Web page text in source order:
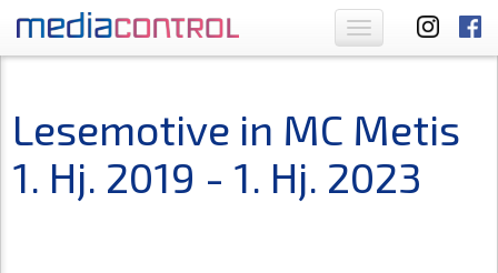
Toggle
navigation
Lesemotive in MC Metis
1. Hj. 2019 - 1. Hj. 2023